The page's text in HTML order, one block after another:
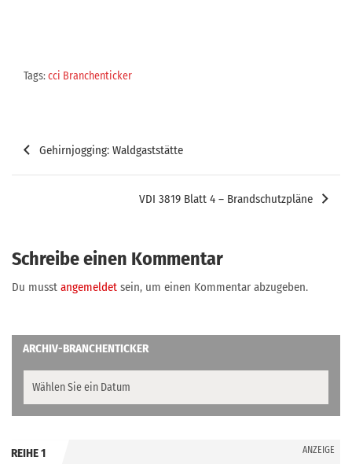
Tags:cci Branchenticker
Beitragsnavigation
Gehirnjogging: Waldgaststätte
VDI 3819 Blatt 4 – Brandschutzpläne
Schreibe einen Kommentar
Du musst angemeldet sein, um einen Kommentar abzugeben.
ARCHIV-BRANCHENTICKER
REIHE 1 ANZEIGE